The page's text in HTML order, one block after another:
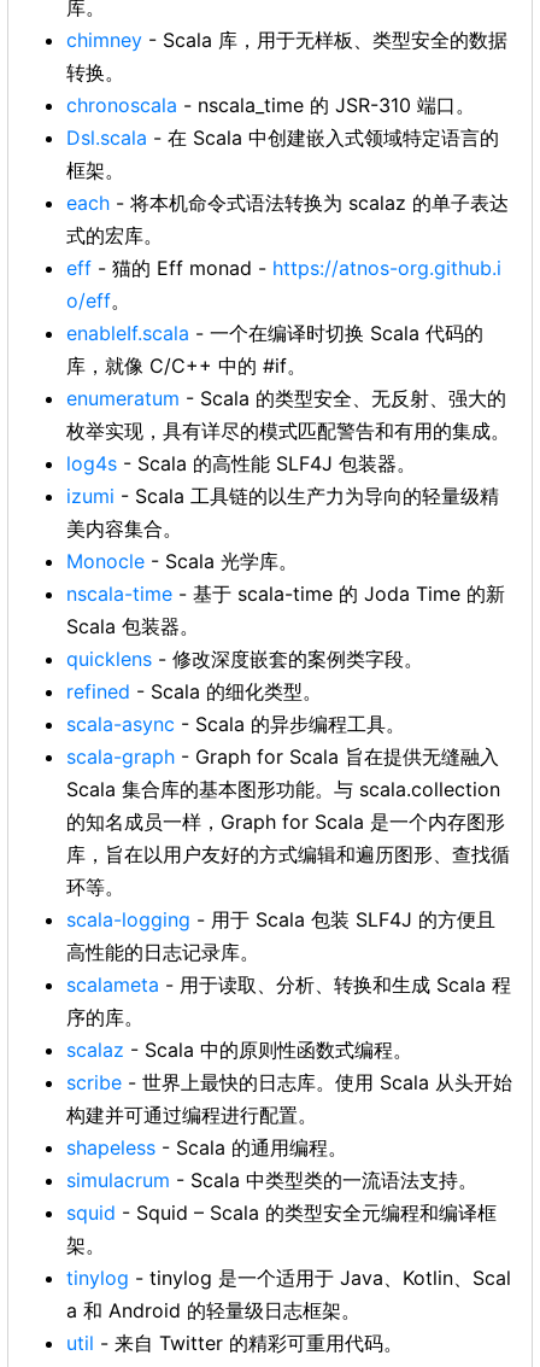
库。
chimney - Scala 库，用于无样板、类型安全的数据
转换。
chronoscala - nscala_time 的 JSR-310 端口。
Dsl.scala - 在 Scala 中创建嵌入式领域特定语言的
框架。
each - 将本机命令式语法转换为 scalaz 的单子表达
式的宏库。
eff - 猫的 Eff monad - https://atnos-org.github.i
o/eff。
enableIf.scala - 一个在编译时切换 Scala 代码的
库，就像 C/C++ 中的 #if。
enumeratum - Scala 的类型安全、无反射、强大的
枚举实现，具有详尽的模式匹配警告和有用的集成。
log4s - Scala 的高性能 SLF4J 包装器。
izumi - Scala 工具链的以生产力为导向的轻量级精
美内容集合。
Monocle - Scala 光学库。
nscala-time - 基于 scala-time 的 Joda Time 的新
Scala 包装器。
quicklens - 修改深度嵌套的案例类字段。
refined - Scala 的细化类型。
scala-async - Scala 的异步编程工具。
scala-graph - Graph for Scala 旨在提供无缝融入
Scala 集合库的基本图形功能。与 scala.collection
的知名成员一样，Graph for Scala 是一个内存图形
库，旨在以用户友好的方式编辑和遍历图形、查找循
环等。
scala-logging - 用于 Scala 包装 SLF4J 的方便且
高性能的日志记录库。
scalameta - 用于读取、分析、转换和生成 Scala 程
序的库。
scalaz - Scala 中的原则性函数式编程。
scribe - 世界上最快的日志库。使用 Scala 从头开始​​
构建并可通过编程进行配置。
shapeless - Scala 的通用编程。
simulacrum - Scala 中类型类的一流语法支持。
squid - Squid – Scala 的类型安全元编程和编译框
架。
tinylog - tinylog 是一个适用于 Java、Kotlin、Scal
a 和 Android 的轻量级日志框架。
util - 来自 Twitter 的精彩可重用代码。